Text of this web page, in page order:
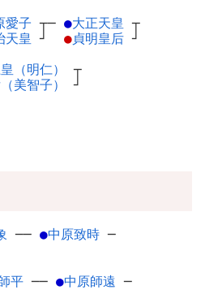
愛子 ┬
天皇 ┘
─ ●大正天皇 ┬
●貞明皇后 ┘
（明仁）
┬
美智子） ┘
── ●中原致時 ─
平 ── ●中原師遠 ─